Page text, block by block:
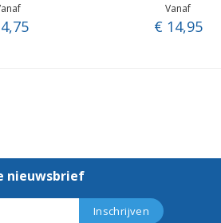
Vanaf
€ 14,95
nieuwsbrief